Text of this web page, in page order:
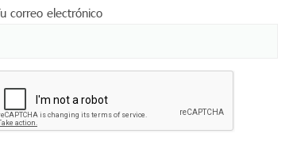
correo electrónico